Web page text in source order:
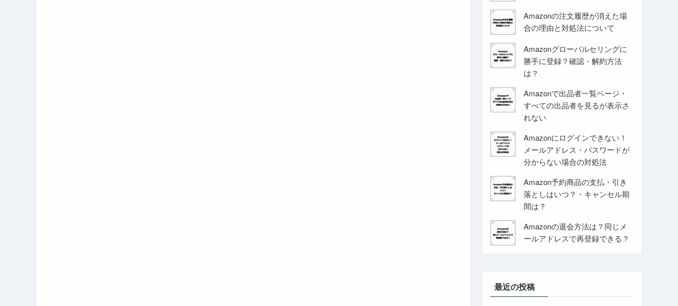
Amazonの注文履歴が消えた場
合の理由と対処法について
Amazonグローバルセリングに
勝手に登録？確認・解約方法
は？
Amazonで出品者一覧ページ・
すべての出品者を見るが表示さ
れない
Amazonにログインできない！
メールアドレス・パスワードが
分からない場合の対処法
Amazon予約商品の支払・引き
落としはいつ？・キャンセル期
間は？
Amazonの退会方法は？同じメ
ールアドレスで再登録できる？
最近の投稿